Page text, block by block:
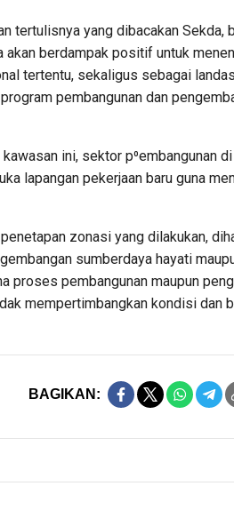
tertulisnya yang dibacakan Sekda,
akan berdampak positif untuk
tertentu, sekaligus sebagai
pembangunan dan
ini, sektor p⁰embangunan
lapangan pekerjaan baru guna
zonasi yang dilakukan,
sumberdaya hayati
proses pembangunan maupun
mempertimbangkan kondisi dan
BAGIKAN: